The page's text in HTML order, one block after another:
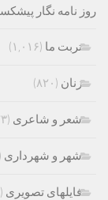
روز نامه نگار
تربت ما (۱,۰۱۶)
زنان (۸۲۰)
شعر و شاعری (۶۲۳)
شهر و شهرداری (۸۱۷)
فایلهای تصویری (۱۰۴)